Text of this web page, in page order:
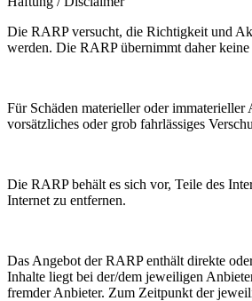
Die RARP versucht, die Richtigkeit und
werden. Die RARP übernimmt daher
Für Schäden materieller oder
vorsätzliches oder grob fahrlässiges
Die RARP behält es sich vor, Teile des
Internet zu entfernen.
Das Angebot der RARP enthält direkte
Inhalte liegt bei der/dem jeweiligen
fremder Anbieter. Zum Zeitpunkt der